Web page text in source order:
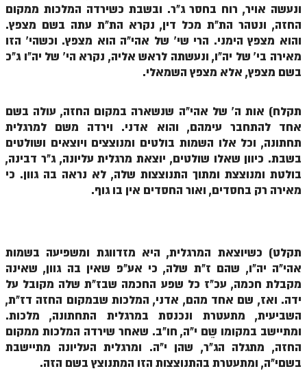
תגיות ונושאים
אודות האתר
אודות אתר הזוהר היומי
אודות בית מדרש הסולם
ספר הזוהר
גדולי ישראל על הזוהר
אפליקציית ספר הזוהר הקדוש
לאתר הבית
הרב אדם סיני
לאתר ספר הרב
לדף היומי בתע"ס
ונעשה אויר, רוח בחסר ג"ר. ובשבת כשירדה המלכות ממקום
החזה, ונטהר הת"ת מכל דין, נקרא הת"ת עתה בשם מצפץ.
והוא מצפץ הימני. הרי שי' של אהי"ה הוא מצפץ. וכשהי' הזו
מאירה בי' של יה"ו, ונעשתה לראש אליה, נקרא הי' של יה"ו ג"כ
בשם מצפץ, אלא מצפץ השמאלי.
תקלח) אות ה' של אהי"ה שנשארה במקום החזה, עולה בשם
אחד להתחבר עימהם, והוא אדני. וירדה משם למרגלית
תחתונה, וכל אלו השמות בולטים ומנוצצים ויוצאים ושולטים
בשבת. כיוון שאלו שולטים, יוצאת מרגלית עליונה, ג"ר דבינה,
בולטת ומנוצצת ומתוך התנוצצות שלה, לא נראה בה גוון. כי
מאירה רק בחסדים, ואור החסדים אין בו גוף.
תקלט) כשיוצאת המרגלית, היא מזדווגת ומשפיעה בשמות
אהי"ה יה"ו, שהם ז"ת שלה, כי אע"פ שאין בה גוון, שאינה
מקבלת חכמה, עכ"ז כל שפע החכמה שבז"ת שלה מקובל על
ידה. ואז, שם אחד מהם, אדני, המלכות שבמקום החזה דז"ת,
השביעית, מתעטרת ונכנסת במרגלית התחתונה, מלכות.
ומתיישב במקומו שֵם י"ה, חו"ב. שאחר שירדה המלכות ממקום
החזה, מתגלה הג"ר, שהן י"ה. ומרגלית העליונה מתיישבת
בשםי"ה, ומתעטרת בהתנוצצות הזו המתנוצץ בשם הזה.